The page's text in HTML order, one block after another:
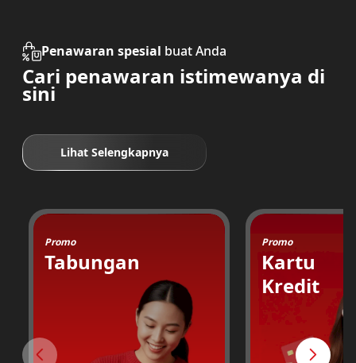
Penawaran spesial buat Anda
Cari penawaran istimewanya di
sini
Lihat Selengkapnya
Promo
Tabungan
Promo
Kartu
Kredit